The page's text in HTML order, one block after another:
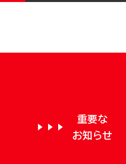
重要な
お知らせ